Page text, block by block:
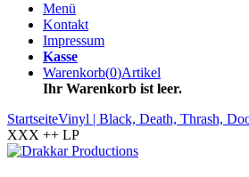
Menü
Kontakt
Impressum
Kasse
Warenkorb(0)Artikel
Ihr Warenkorb ist leer.
StartseiteVinyl | Black, Death, Thrash,
XXX ++ LP